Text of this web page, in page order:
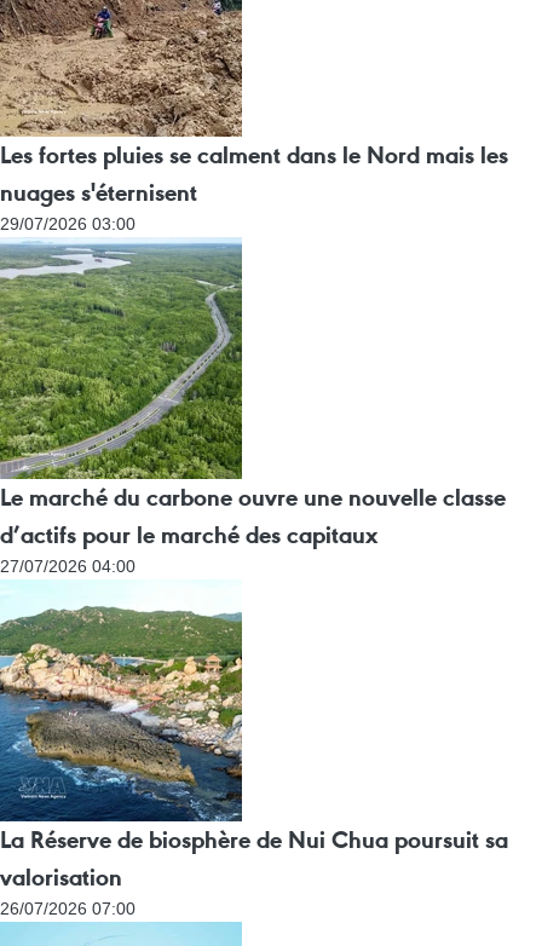
Les fortes pluies se calment dans le Nord mais les
nuages s'éternisent
29/07/2026 03:00
Le marché du carbone ouvre une nouvelle classe
d’actifs pour le marché des capitaux
27/07/2026 04:00
La Réserve de biosphère de Nui Chua poursuit sa
valorisation
26/07/2026 07:00